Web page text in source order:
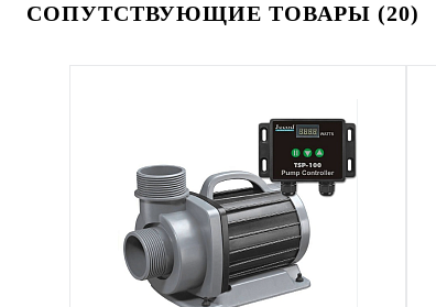
СОПУТСТВУЮЩИЕ ТОВАРЫ (20)